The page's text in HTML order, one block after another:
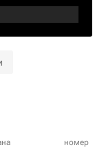
номер